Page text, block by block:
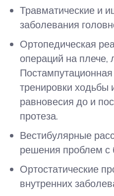
Травматические и
заболевания
Ортопедическая
операций на плече,
тренировки ходьбы
равновесия до и
протеза.
Вестибулярные
решения проблем с
Ортостатические
внутренних